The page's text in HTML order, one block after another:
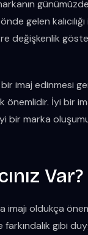
gelen kalıcılığı
değişkenlik
bir imaj edinmesi
önemlidir. İyi bir
bir marka
Var?
imajı oldukça
gibi